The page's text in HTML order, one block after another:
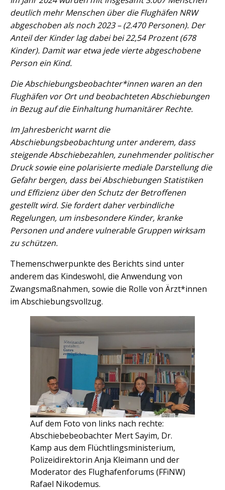
deutlich mehr Menschen über die Flughäfen NRW
abgeschoben als noch 2023 –(2.470 Personen). Der
Anteil der Kinder lag dabei bei 22,54 Prozent (678
Kinder). Damit war etwa jede vierte abgeschobene
Person ein Kind.
Die Abschiebungsbeobachter*innen waren an den
Flughäfen vor Ort und beobachteten Abschiebungen
in Bezug auf die Einhaltung humanitärer Rechte.
Im Jahresbericht warnt die
Abschiebungsbeobachtung unter anderem, dass
steigende Abschiebezahlen, zunehmender politischer
Druck sowie eine polarisierte mediale Darstellung die
Gefahr bergen, dass bei Abschiebungen Statistiken
und Effizienz über den Schutz der Betroffenen
gestellt wird. Sie fordert daher verbindliche
Regelungen, um insbesondere Kinder, kranke
Personen und andere vulnerable Gruppen wirksam
zu schützen.
Themenschwerpunkte des Berichts sind unter
anderem das Kindeswohl, die Anwendung von
Zwangsmaßnahmen, sowie die Rolle von Ärzt*innen
im Abschiebungsvollzug.
Auf dem Foto von links nach rechte:
Abschiebebeobachter Mert Sayim, Dr.
Kamp aus dem Flüchtlingsministerium,
Polizeidirektorin Anja Kleimann und der
Moderator des Flughafenforums (FFiNW)
Rafael Nikodemus.